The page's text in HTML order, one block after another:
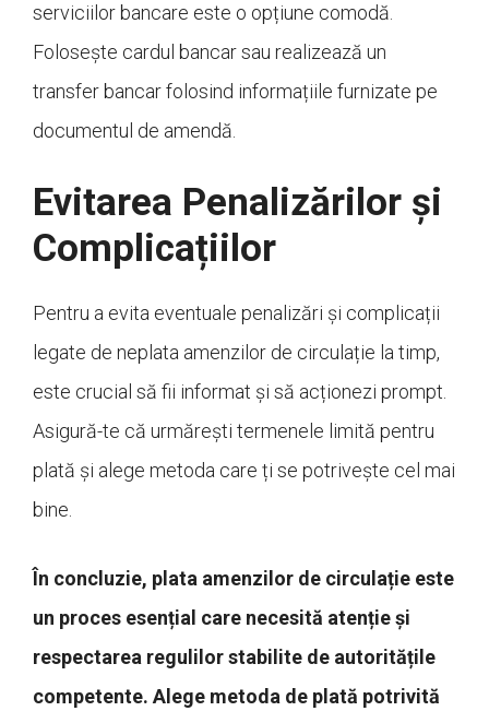
serviciilor bancare este o opțiune comodă.
Folosește cardul bancar sau realizează un
transfer bancar folosind informațiile furnizate pe
documentul de amendă.
Evitarea Penalizărilor și
Complicațiilor
Pentru a evita eventuale penalizări și complicații
legate de neplata amenzilor de circulație la timp,
este crucial să fii informat și să acționezi prompt.
Asigură-te că urmărești termenele limită pentru
plată și alege metoda care ți se potrivește cel mai
bine.
În concluzie, plata amenzilor de circulație este
un proces esențial care necesită atenție și
respectarea regulilor stabilite de autoritățile
competente. Alege metoda de plată potrivită